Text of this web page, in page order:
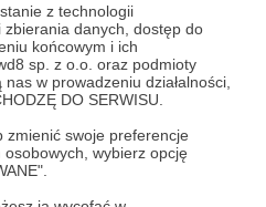
z technologii
danych, dostęp do
końcowym i ich
sp. z o.o. oraz podmioty
w prowadzeniu działalności,
DO SERWISU.
zmienić swoje preferencje
wybierz opcję